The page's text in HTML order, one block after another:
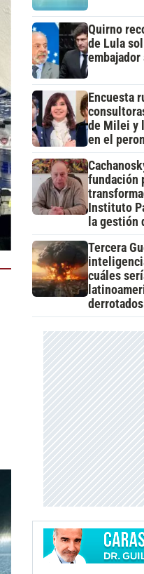
Quirno
de Lula
embajador
Encuesta
de Milei y
en el
fundación
Instituto
la gestión
Tercera
cuáles
derrotados